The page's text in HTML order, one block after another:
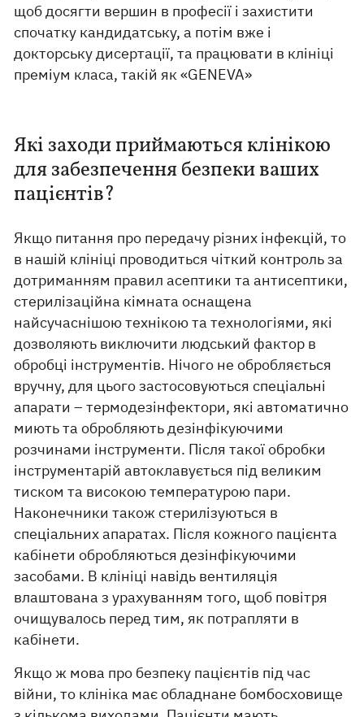
щоб досягти вершин в професії і захистити
спочатку кандидатську, а потім вже і
докторську дисертації, та працювати в клініці
преміум класа, такій як «GENEVA»
Які заходи приймаються клінікою
для забезпечення безпеки ваших
пацієнтів?
Якщо питання про передачу різних інфекцій, то
в нашій клініці проводиться чіткий контроль за
дотриманням правил асептики та антисептики,
стерилізаційна кімната оснащена
найсучаснішою технікою та технологіями, які
дозволяють виключити людський фактор в
обробці інструментів. Нічого не обробляється
вручну, для цього застосовуються спеціальні
апарати – термодезінфектори, які автоматично
миють та обробляють дезінфікуючими
розчинами інструменти. Після такої обробки
інструментарій автоклавується під великим
тиском та високою температурою пари.
Наконечники також стерилізуються в
спеціальних апаратах. Після кожного пацієнта
кабінети обробляються дезінфікуючими
засобами. В клініці навідь вентиляція
влаштована з урахуванням того, щоб повітря
очищувалось перед тим, як потрапляти в
кабінети.
Якщо ж мова про безпеку пацієнтів під час
війни, то клініка має обладнане бомбосховище